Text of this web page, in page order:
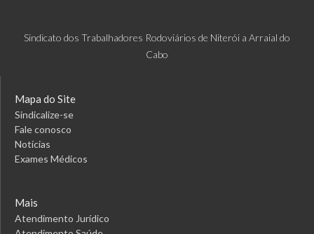
Sindicato dos Trabalhadores Rodoviários de Niterói a Arraial do
Cabo
Mapa do Site
Sindicalize-se
Fale conosco
Notícias
Exames Médicos
Mais
Atendimento Jurídico